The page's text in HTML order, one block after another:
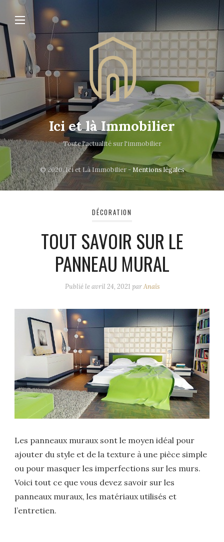
Ici et là Immobilier
Toute l'actualité sur l'immobilier
© 2020, Ici et Là Immobilier -Mentions légales
DÉCORATION
TOUT SAVOIR SUR LE
PANNEAU MURAL
Publié leavril 24, 2021 parAnaïs
Les panneaux muraux sont le moyen idéal pour
ajouter du style et de la texture à une pièce simple
ou pour masquer les imperfections sur les murs.
Voici tout ce que vous devez savoir sur les
panneaux muraux, les matériaux utilisés et
l’entretien.